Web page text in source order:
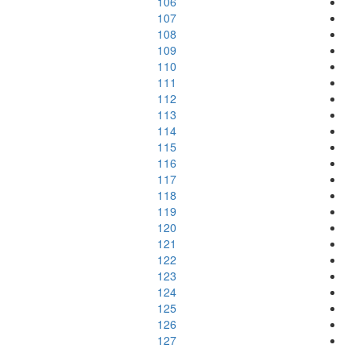
107
108
109
110
111
112
113
114
115
116
117
118
119
120
121
122
123
124
125
126
127